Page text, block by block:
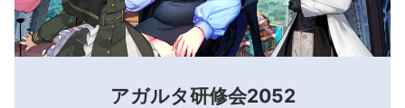
アガルタ研修会2052